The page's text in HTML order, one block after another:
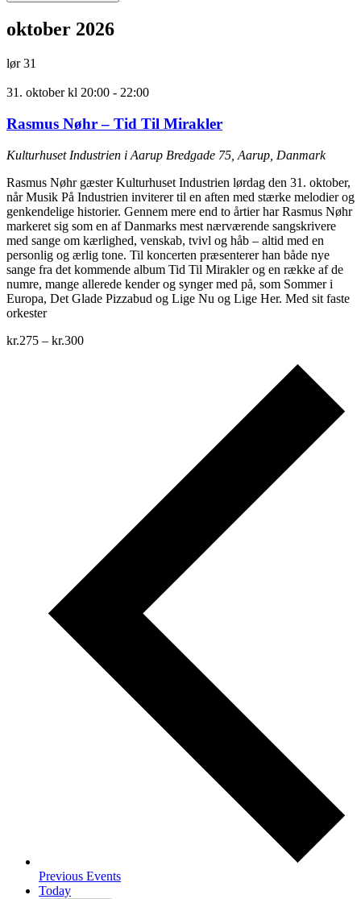
oktober 2026
lør31
31. oktober kl 20:00 - 22:00
Rasmus Nøhr – Tid Til Mirakler
Kulturhuset Industrien i Aarup Bredgade 75, Aarup, Danmark
Rasmus Nøhr gæster Kulturhuset Industrien lørdag den 31. oktober,
når Musik På Industrien inviterer til en aften med stærke melodier og
genkendelige historier. Gennem mere end to årtier har Rasmus Nøhr
markeret sig som en af Danmarks mest nærværende sangskrivere
med sange om kærlighed, venskab, tvivl og håb – altid med en
personlig og ærlig tone. Til koncerten præsenterer han både nye
sange fra det kommende album Tid Til Mirakler og en række af de
numre, mange allerede kender og synger med på, som Sommer i
Europa, Det Glade Pizzabud og Lige Nu og Lige Her. Med sit faste
orkester
kr.275 – kr.300
Previous Events
Today